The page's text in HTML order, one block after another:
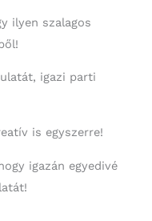
ilyen szalagos
igazi parti
is egyszerre!
igazán egyedivé